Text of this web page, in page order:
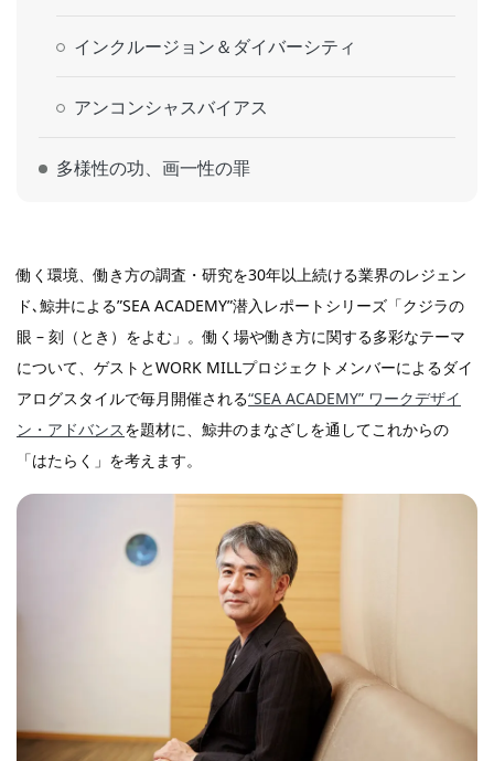
インクルージョン＆ダイバーシティ
アンコンシャスバイアス
多様性の功、画一性の罪
働く環境、働き方の調査・研究を30年以上続ける業界のレジェン
ド､鯨井による”SEA ACADEMY”潜入レポートシリーズ「クジラの
眼 – 刻（とき）をよむ」。働く場や働き方に関する多彩なテーマ
について、ゲストとWORK MILLプロジェクトメンバーによるダイ
アログスタイルで毎月開催される“SEA ACADEMY” ワークデザイ
ン・アドバンスを題材に、鯨井のまなざしを通してこれからの
「はたらく」を考えます。